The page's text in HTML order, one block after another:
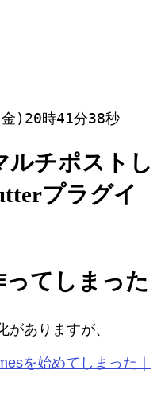
)20時41分38秒
ルチポストし
プラグイ
てしまった
ありますが、
を始めてしまった｜